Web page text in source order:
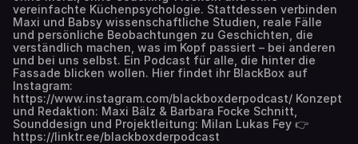
vereinfachte Küchenpsychologie. Stattdessen verbinden
Maxi und Babsy wissenschaftliche Studien, reale Fälle
und persönliche Beobachtungen zu Geschichten, die
verständlich machen, was im Kopf passiert – bei anderen
und bei uns selbst. Ein Podcast für alle, die hinter die
Fassade blicken wollen. Hier findet ihr BlackBox auf
Instagram:
https://www.instagram.com/blackboxderpodcast/ Konzept
und Redaktion: Maxi Bälz & Barbara Focke Schnitt,
Sounddesign und Projektleitung: Milan Lukas Fey 👉
https://linktr.ee/blackboxderpodcast